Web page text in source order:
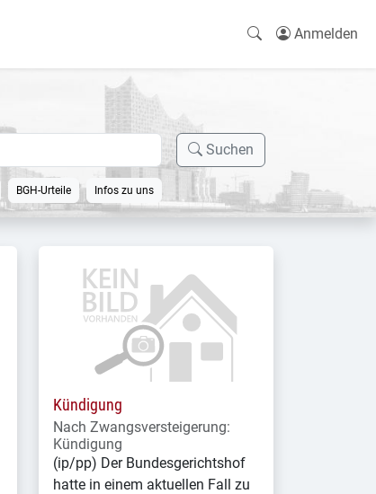
Anmelden
BGH-Urteile Infos zu uns
Suchen
Kündigung
Nach Zwangsversteigerung:
Kündigung
(ip/pp) Der Bundesgerichtshof
hatte in einem aktuellen Fall zu